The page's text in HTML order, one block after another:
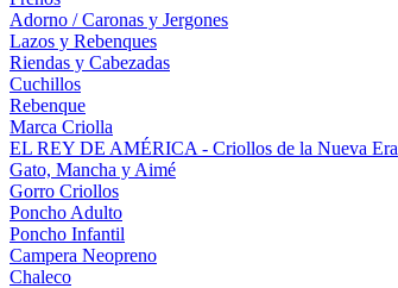
Adorno / Caronas y Jergones
Lazos y Rebenques
Riendas y Cabezadas
Cuchillos
Rebenque
Marca Criolla
EL REY DE AMÉRICA - Criollos de la Nueva Era
Gato, Mancha y Aimé
Gorro Criollos
Poncho Adulto
Poncho Infantil
Campera Neopreno
Chaleco